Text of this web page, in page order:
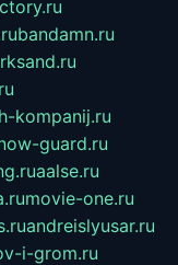
bandamn.ru
kompanij.ru
guard.ru
aalse.ru
movie-one.ru
andreislyusar.ru
i-grom.ru